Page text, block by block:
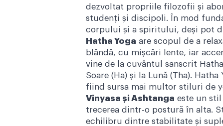
dezvoltat propriile filozofii și
studenți și discipoli. În mod
corpului și a spiritului, deși pot
Hatha Yoga are scopul de a
blândă, cu mișcări lente, iar
vine de la cuvântul sanscrit
Soare (Ha) și la Lună (Tha).
fiind sursa mai multor stiluri de
Vinyasa și Ashtanga este un
trecerea dintr-o postură în alta.
echilibru dintre stabilitate și